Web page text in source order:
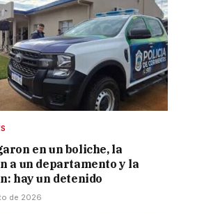
en un boliche, la
a un departamento y la
hay un detenido
de 2026